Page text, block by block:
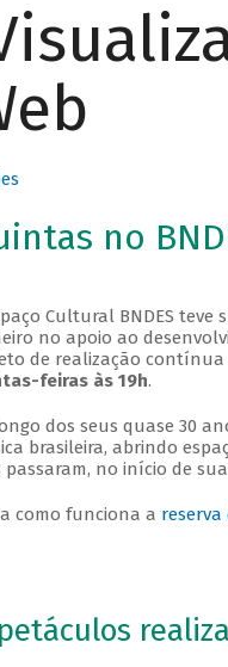
no
Cultural BNDES
no apoio ao
de realização contínua
feiras às 19h.
dos seus quase 30
brasileira, abrindo
passaram, no início de
como funciona a reserva